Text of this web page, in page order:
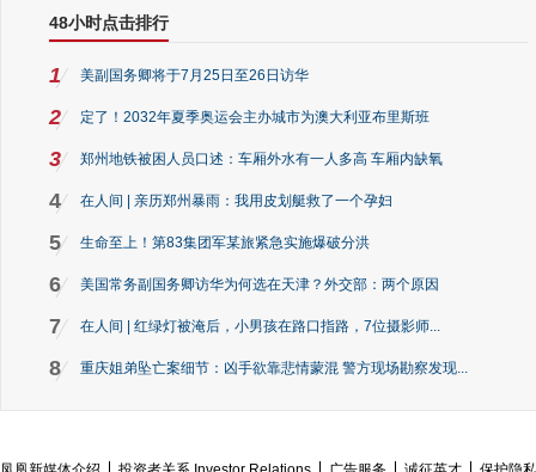
48小时点击排行
1 美副国务卿将于7月25日至26日访华
2 定了！2032年夏季奥运会主办城市为澳大利亚布里斯班
3 郑州地铁被困人员口述：车厢外水有一人多高 车厢内缺氧
4 在人间 | 亲历郑州暴雨：我用皮划艇救了一个孕妇
5 生命至上！第83集团军某旅紧急实施爆破分洪
6 美国常务副国务卿访华为何选在天津？外交部：两个原因
7 在人间 | 红绿灯被淹后，小男孩在路口指路，7位摄影师...
8 重庆姐弟坠亡案细节：凶手欲靠悲情蒙混 警方现场勘察发现...